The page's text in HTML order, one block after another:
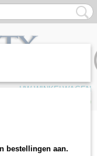
UW WINKELWAGEN
(0)
bestellingen aan.